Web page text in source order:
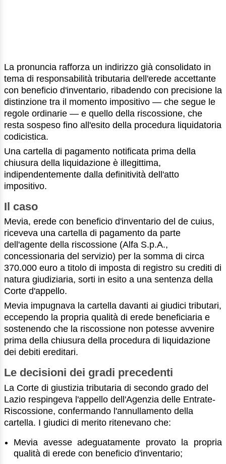
La pronuncia rafforza un indirizzo già consolidato in
tema di responsabilità tributaria dell'erede accettante
con beneficio d'inventario, ribadendo con precisione la
distinzione tra il momento impositivo — che segue le
regole ordinarie — e quello della riscossione, che
resta sospeso fino all'esito della procedura liquidatoria
codicistica.
Una cartella di pagamento notificata prima della
chiusura della liquidazione è illegittima,
indipendentemente dalla definitività dell'atto
impositivo.
Il caso
Mevia, erede con beneficio d'inventario del de cuius,
riceveva una cartella di pagamento da parte
dell'agente della riscossione (Alfa S.p.A.,
concessionaria del servizio) per la somma di circa
370.000 euro a titolo di imposta di registro su crediti di
natura giudiziaria, sorti in esito a una sentenza della
Corte d'appello.
Mevia impugnava la cartella davanti ai giudici tributari,
eccependo la propria qualità di erede beneficiaria e
sostenendo che la riscossione non potesse avvenire
prima della chiusura della procedura di liquidazione
dei debiti ereditari.
Le decisioni dei gradi precedenti
La Corte di giustizia tributaria di secondo grado del
Lazio respingeva l'appello dell'Agenzia delle Entrate-
Riscossione, confermando l'annullamento della
cartella. I giudici di merito ritenevano che:
Mevia avesse adeguatamente provato la propria
qualità di erede con beneficio d'inventario;